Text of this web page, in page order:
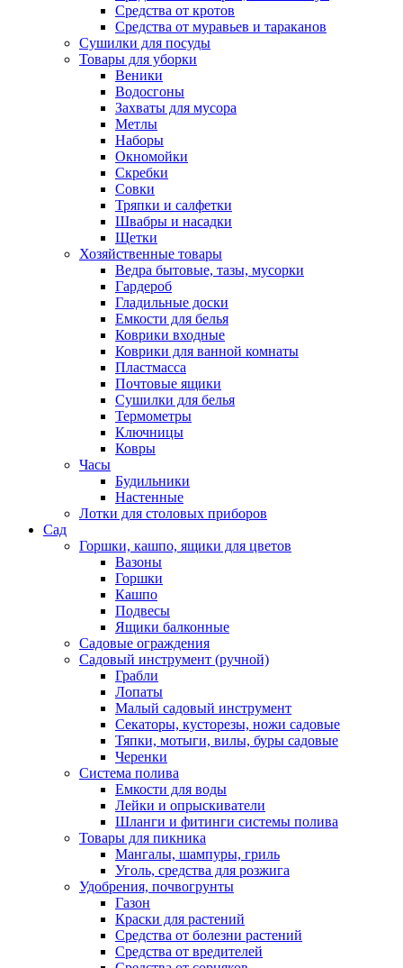
Средства от кротов
Средства от муравьев и тараканов
Сушилки для посуды
Товары для уборки
Веники
Водосгоны
Захваты для мусора
Метлы
Наборы
Окномойки
Скребки
Совки
Тряпки и салфетки
Швабры и насадки
Щетки
Хозяйственные товары
Ведра бытовые, тазы, мусорки
Гардероб
Гладильные доски
Емкости для белья
Коврики входные
Коврики для ванной комнаты
Пластмасса
Почтовые ящики
Сушилки для белья
Термометры
Ключницы
Ковры
Часы
Будильники
Настенные
Лотки для столовых приборов
Сад
Горшки, кашпо, ящики для цветов
Вазоны
Горшки
Кашпо
Подвесы
Ящики балконные
Садовые ограждения
Садовый инструмент (ручной)
Грабли
Лопаты
Малый садовый инструмент
Секаторы, кусторезы, ножи садовые
Тяпки, мотыги, вилы, буры садовые
Черенки
Система полива
Емкости для воды
Лейки и опрыскиватели
Шланги и фитинги системы полива
Товары для пикника
Мангалы, шампуры, гриль
Уголь, средства для розжига
Удобрения, почвогрунты
Газон
Краски для растений
Средства от болезни растений
Средства от вредителей